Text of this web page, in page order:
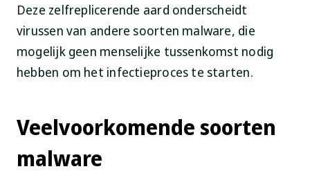
Deze zelfreplicerende aard onderscheidt
virussen van andere soorten malware, die
mogelijk geen menselijke tussenkomst nodig
hebben om het infectieproces te starten.
Veelvoorkomende soorten
malware